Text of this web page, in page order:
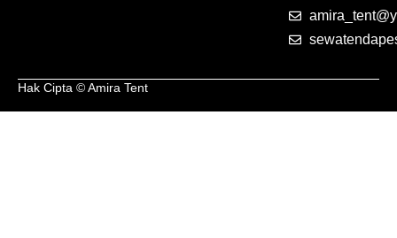
Hak Cipta © Amira Tent